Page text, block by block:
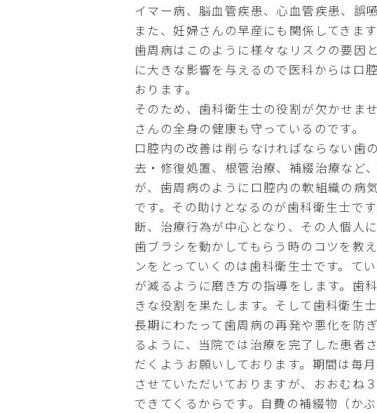
イマー病、脳血管疾患、心血管疾患、誤
また、妊婦さんの早産にも関係してきます
歯周病はこのように様々なリスクの要因
に大きな影響を与えるので医科からは口
おります。
そのため、歯科衛生士の役割が欠かせま
さんの全身の健康も守っているのです。
口腔内の改善は削らなければならない歯
去・修復処置、根管治療、補綴治療など
が、歯周病のように口腔内の軟組織の病
です。その助けとなるのが歯科衛生士で
断、治療行為が中心となり、その人個人
歯ブラシを動かしてもらう時のコツを教
ンをとっていくのは歯科衛生士です。て
が減るように磨き方の指導をします。歯
きな役割を果たします。そして歯科衛生
長期にわたって歯周病の再発や悪化を防
るように、当院では治療を完了した患者
だくようお願いしております。期間は毎
させていただいておりますが、おおむね
できてくるからです。自費の補綴物（か